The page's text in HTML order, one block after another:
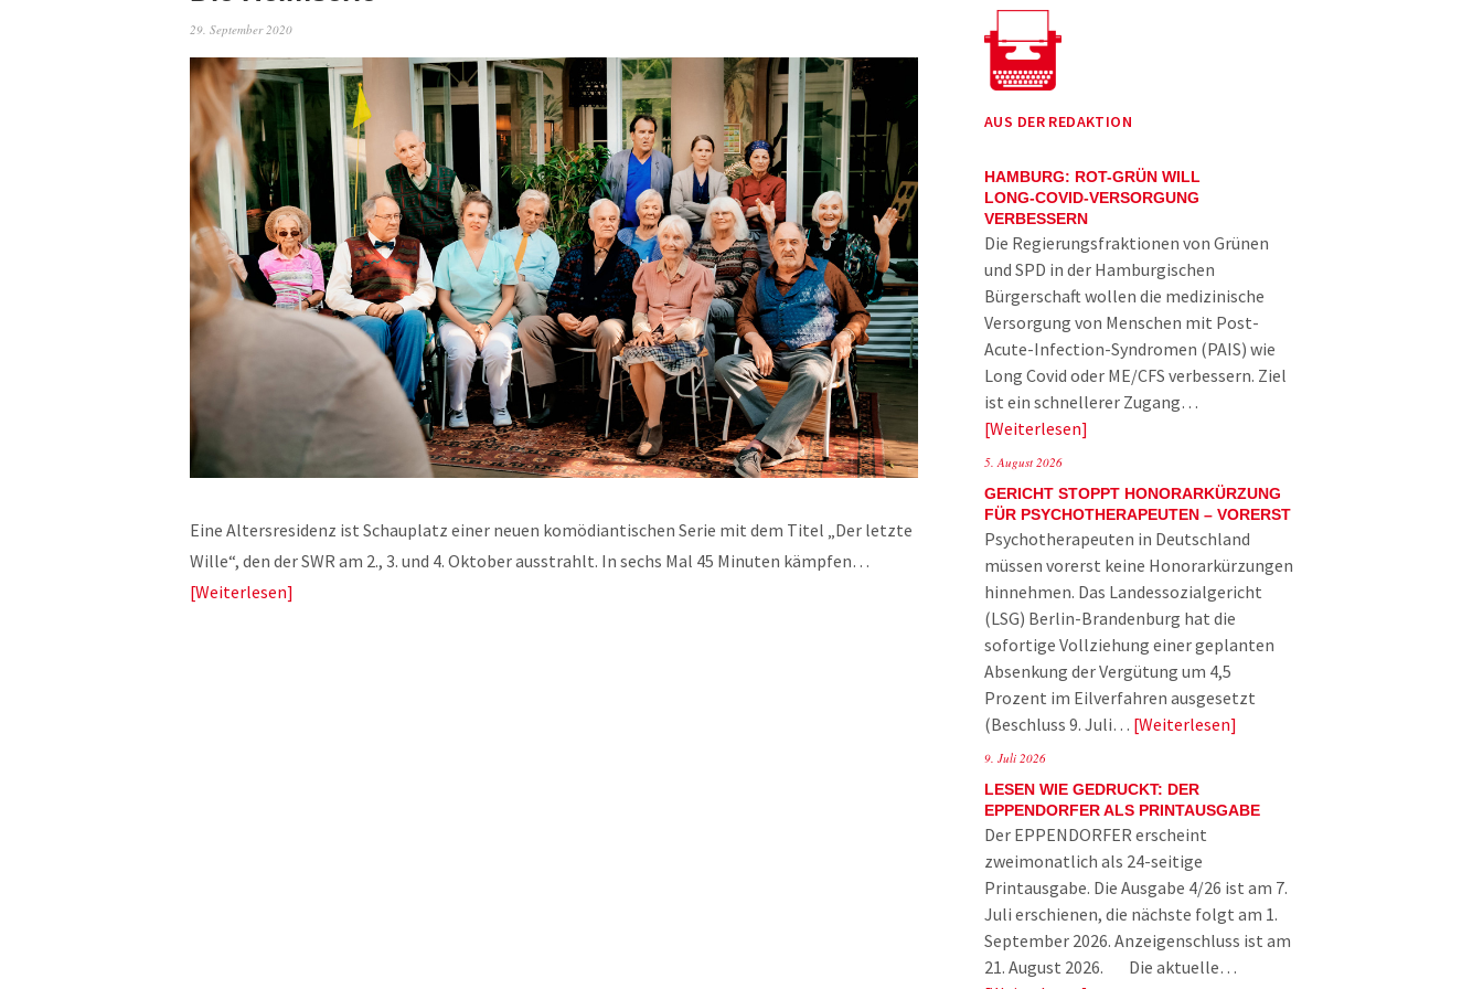
29. September 2020
Eine Altersresidenz ist Schauplatz einer neuen komödiantischen Serie mit dem Titel „Der letzte
Wille“, den der SWR am 2., 3. und 4. Oktober ausstrahlt. In sechs Mal 45 Minuten kämpfen…
Weiterlesen
AUS DER REDAKTION
HAMBURG: ROT-GRÜN WILL
LONG-COVID-VERSORGUNG
VERBESSERN
Die Regierungsfraktionen von Grünen
und SPD in der Hamburgischen
Bürgerschaft wollen die medizinische
Versorgung von Menschen mit Post-
Acute-Infection-Syndromen (PAIS) wie
Long Covid oder ME/CFS verbessern. Ziel
ist ein schnellerer Zugang…
Weiterlesen
5. August 2026
GERICHT STOPPT HONORARKÜRZUNG
FÜR PSYCHOTHERAPEUTEN – VORERST
Psychotherapeuten in Deutschland
müssen vorerst keine Honorarkürzungen
hinnehmen. Das Landessozialgericht
(LSG) Berlin-Brandenburg hat die
sofortige Vollziehung einer geplanten
Absenkung der Vergütung um 4,5
Prozent im Eilverfahren ausgesetzt
(Beschluss 9. Juli… Weiterlesen
9. Juli 2026
LESEN WIE GEDRUCKT: DER
EPPENDORFER ALS PRINTAUSGABE
Der EPPENDORFER erscheint
zweimonatlich als 24-seitige
Printausgabe. Die Ausgabe 4/26 ist am 7.
Juli erschienen, die nächste folgt am 1.
September 2026. Anzeigenschluss ist am
21. August 2026. Die aktuelle…